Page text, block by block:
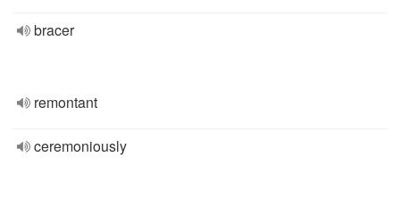
bracer
remontant
ceremoniously